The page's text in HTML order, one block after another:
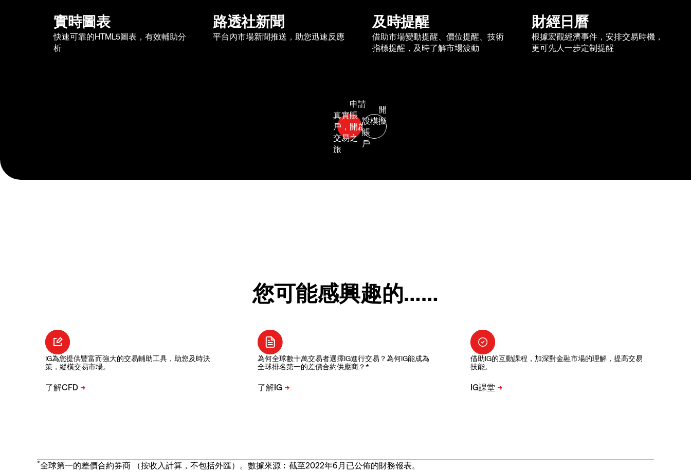
實時圖表
快速可靠的HTML5圖表，有效輔助分
析
路透社新聞
平台內市場新聞推送，助您迅速反應
及時提醒
借助市場變動提醒、價位提醒、技術
指標提醒，及時了解市場波動
財經日曆
根據宏觀經濟事件，安排交易時機，
更可先人一步定制提醒
您可能感興趣的……
IG為您提供豐富而強大的交易輔助工具，助您及時決
策，縱橫交易市場。
為何全球數十萬交易者選擇IG進行交易？為何IG能成為
全球排名第一的差價合約供應商？*
借助IG的互動課程，加深對金融市場的理解，提高交易
技能。
*全球第一的差價合約券商 （按收入計算，不包括外匯）。數據來源︰截至2022年6月已公佈的財務報表。